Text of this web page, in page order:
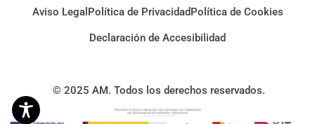
Aviso Legal Política de PrivacidadPolítica de Cookies
Declaración de Accesibilidad
© 2025 AM. Todos los derechos reservados.